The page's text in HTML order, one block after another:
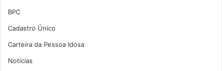
BPC
Cadastro Único
Carteira da Pessoa Idosa
Notícias